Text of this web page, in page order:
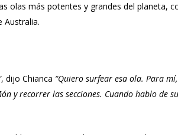
olas más potentes y grandes del planeta,
Australia.
, dijo Chianca “Quiero surfear esa ola. Para mí,
y recorrer las secciones. Cuando hablo de